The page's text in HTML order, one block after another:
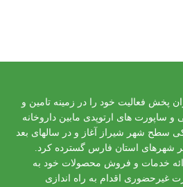
گروه ایران پخش فعالیت خود را در زمینه تامین و
و ساپورت های ارتوپدی مابین داروخانه
سطح شهر شیراز آغاز و در سالهای بعد
شهرهای استان فارس گسترده کرد.
۱۴۰۰ جهت ارائه خدمات و فروش محصولات خود به
غیرحضوری اقدام به راه اندازی